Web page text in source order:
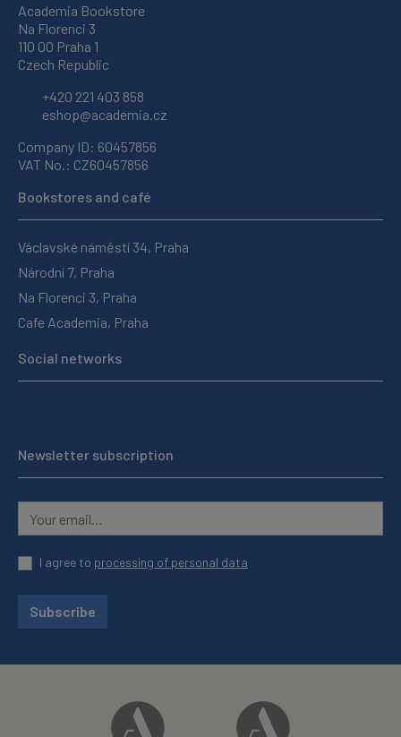
Academia Bookstore
Na Florenci 3
110 00 Praha 1
Czech Republic
+420 221 403 858
eshop@academia.cz
Company ID: 60457856
VAT No.: CZ60457856
Bookstores and café
Václavské náměstí 34, Praha
Národní 7, Praha
Na Florenci 3, Praha
Cafe Academia, Praha
Social networks
Newsletter subscription
I agree to processing of personal data
Subscribe